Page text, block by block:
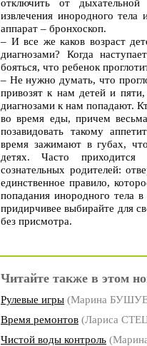
отключить от
извлечения инородного тела
аппарат – бронхоскоп.
– И все же каков возраст
диагнозами? Когда
бояться, что ребенок
– Не нужно думать, что
привозят к нам детей и
диагнозами к нам попадают.
во время еды, причем
позавидовать такому
время зажимают в губах,
детях. Часто
сознательных родителей:
единственное правило,
попадания инородного тела
придирчивее выбирайте для
без присмотра.
Читайте также в этом
Рулевые игры (Марина
Время ремонтов (Лариса
Чистой воды контроль